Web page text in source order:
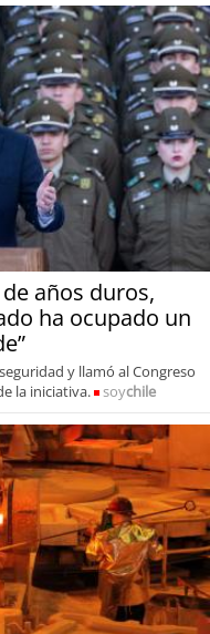
años duros,
ha ocupado un
y llamó al Congreso
la iniciativa.
soychile